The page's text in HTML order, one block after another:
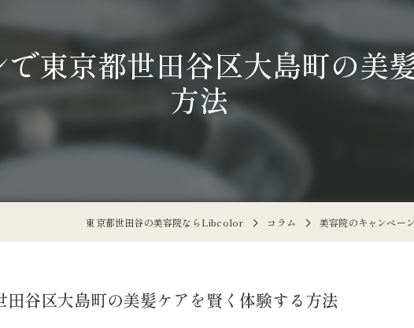
東京都世田谷区大島町の美
方法
東京都世田谷の美容院ならLibcolor コラム 美容院のキャンペー
谷区大島町の美髪ケアを賢く体験する方法